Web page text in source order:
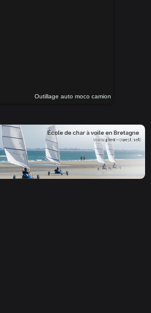
Outillage auto moco camion